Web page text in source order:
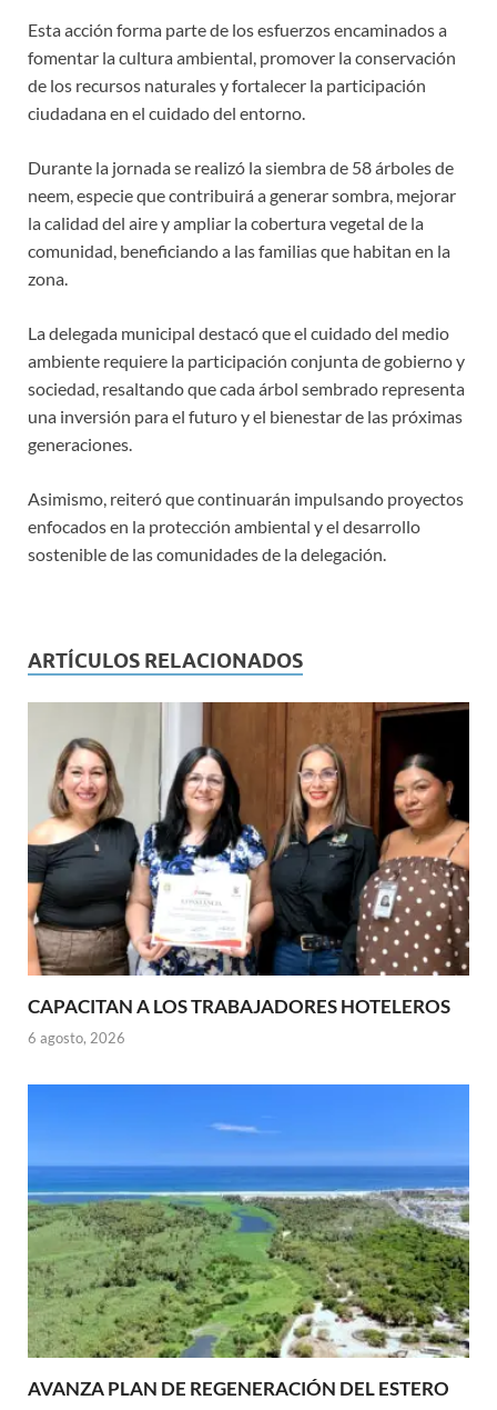
Esta acción forma parte de los esfuerzos encaminados a
fomentar la cultura ambiental, promover la conservación
de los recursos naturales y fortalecer la participación
ciudadana en el cuidado del entorno.
Durante la jornada se realizó la siembra de 58 árboles de
neem, especie que contribuirá a generar sombra, mejorar
la calidad del aire y ampliar la cobertura vegetal de la
comunidad, beneficiando a las familias que habitan en la
zona.
La delegada municipal destacó que el cuidado del medio
ambiente requiere la participación conjunta de gobierno y
sociedad, resaltando que cada árbol sembrado representa
una inversión para el futuro y el bienestar de las próximas
generaciones.
Asimismo, reiteró que continuarán impulsando proyectos
enfocados en la protección ambiental y el desarrollo
sostenible de las comunidades de la delegación.
ARTÍCULOS RELACIONADOS
CAPACITAN A LOS TRABAJADORES HOTELEROS
6 agosto, 2026
AVANZA PLAN DE REGENERACIÓN DEL ESTERO